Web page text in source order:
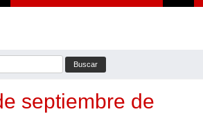
septiembre de